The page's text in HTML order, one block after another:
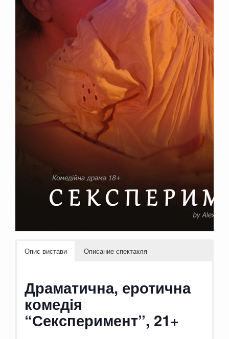
Опис вистави Описание спектакля
Драматична, еротична
комедія
“Сексперимент”, 21+